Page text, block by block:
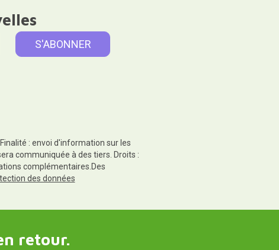
: envoi d'information sur les
communiquée à des tiers. Droits :
complémentaires.Des
des données
retour.